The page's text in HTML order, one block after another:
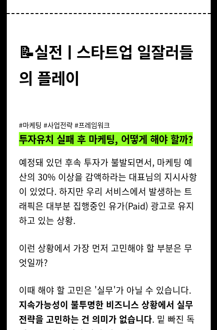
📝실전ㅣ스타트업 일잘러들
의 플레이
#마케팅 #사업전략 #프레임워크
투자유치 실패 후 마케팅, 어떻게 해야 할까?
예정돼 있던 후속 투자가 불발되면서, 마케팅 예
산의 30% 이상을 감액하라는 대표님의 지시사항
이 있었다. 하지만 우리 서비스에서 발생하는 트
래픽은 대부분 집행중인 유가(Paid) 광고로 유지
하고 있는 상황.
이런 상황에서 가장 먼저 고민해야 할 부분은 무
엇일까?
이때 해야 할 고민은 '실무'가 아닐 수 있습니다.
지속가능성이 불투명한 비즈니스 상황에서 실무
전략을 고민하는 건 의미가 없습니다. 밑 빠진 독